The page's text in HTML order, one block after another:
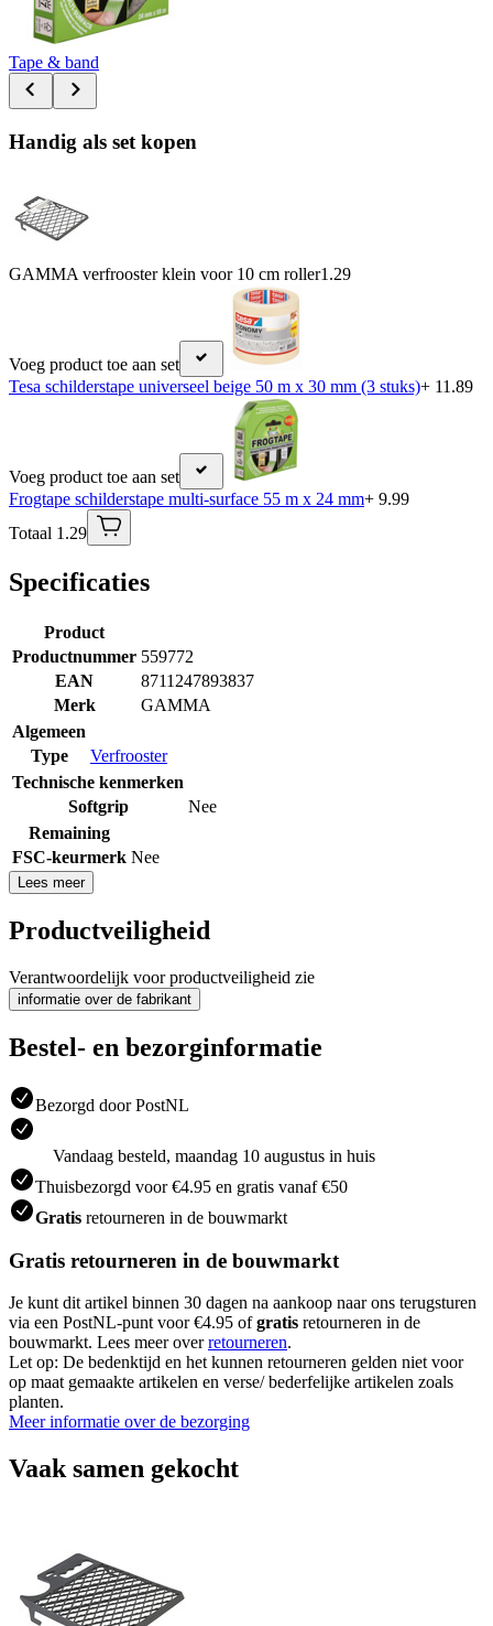
Tape & band
Handig als set kopen
GAMMA verfrooster klein voor 10 cm roller1.29
Voeg product toe aan set
Tesa schilderstape universeel beige 50 m x 30 mm (3 stuks)+ 11.89
Voeg product toe aan set
Frogtape schilderstape multi-surface 55 m x 24 mm+ 9.99
Totaal 1.29
Specificaties
Product
Productnummer 559772
EAN
8711247893837
Merk
GAMMA
Algemeen
Type
Verfrooster
Technische kenmerken
Softgrip
Nee
Remaining
FSC-keurmerk Nee
Lees meer
Productveiligheid
Verantwoordelijk voor productveiligheid zie
informatie over de fabrikant
Bestel- en bezorginformatie
Bezorgd door PostNL
Vandaag besteld, maandag 10 augustus in huis
Thuisbezorgd voor €4.95 en gratis vanaf €50
Gratis retourneren in de bouwmarkt
Gratis retourneren in de bouwmarkt
Je kunt dit artikel binnen 30 dagen na aankoop naar ons terugsturen
via een PostNL-punt voor €4.95 ofgratis retourneren in de
bouwmarkt. Lees meer overretourneren.
Let op: De bedenktijd en het kunnen retourneren gelden niet voor
op maat gemaakte artikelen en verse/ bederfelijke artikelen zoals
planten.
Meer informatie over de bezorging
Vaak samen gekocht